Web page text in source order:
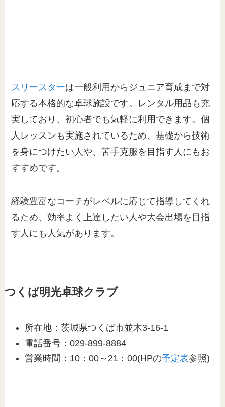
スリースターは一般利用からジュニア育成まで対
応する本格的な卓球施設です。レンタル用品も充
実しており、初心者でも気軽に利用できます。個
人レッスンも実施されているため、基礎から技術
を身につけたい人や、苦手克服を目指す人にもお
すすめです。
経験豊富なコーチがレベルに応じて指導してくれ
るため、効率よく上達したい人や大会出場を目指
す人にも人気があります。
つくば明光卓球クラブ
所在地：茨城県つくば市並木3-16-1
電話番号：029-899-8884
営業時間：10：00～21：00(HPの予定表参照)